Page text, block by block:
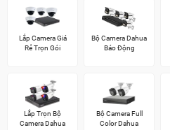
Lắp Camera Giá
Rẻ Trọn Gói
Bộ Camera Dahua
Báo Động
Lắp Trọn Bộ
Camera Dahua
Bộ Camera Full
Color Dahua